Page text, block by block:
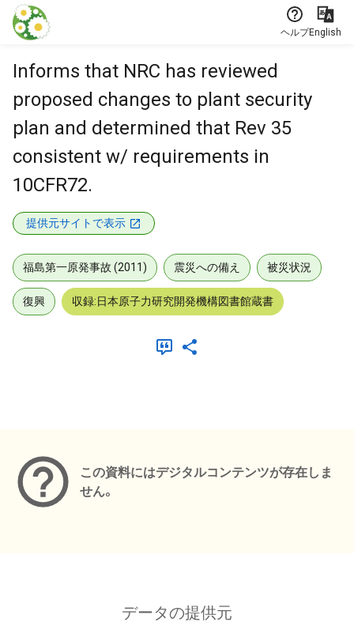
本文に飛ぶ
ヘルプEnglish
Informs that NRC has reviewed
proposed changes to plant security
plan and determined that Rev 35
consistent w/ requirements in
10CFR72.
提供元サイトで表示
福島第一原発事故 (2011) 震災への備え 被災状況
復興 収録:日本原子力研究開発機構図書館蔵書
この資料にはデジタルコンテンツが存在しま
せん。
データの提供元